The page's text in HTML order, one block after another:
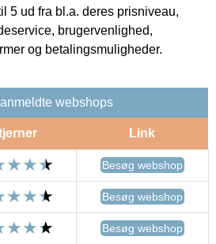
5 ud fra bl.a. deres prisniveau,
brugervenlighed,
og betalingsmuligheder.
webshops
Link
Besøg webshop
Besøg webshop
Besøg webshop